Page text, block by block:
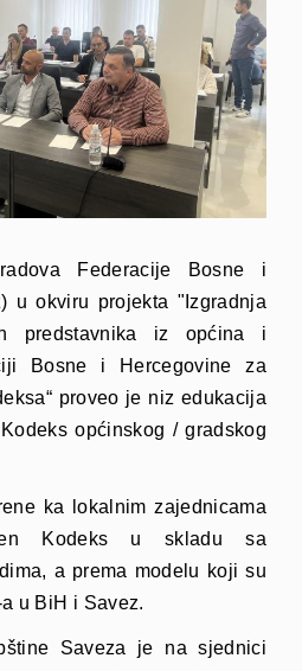
Federacije Bosne i
u okviru projekta "Izgradnja
predstavnika iz općina i
Bosne i Hercegovine za
proveo je niz edukacija
općinskog / gradskog
ka lokalnim zajednicama
Kodeks u skladu sa
a prema modelu koji su
u BiH i Savez.
Saveza je na sjednici